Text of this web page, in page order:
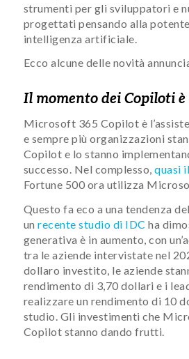
strumenti per gli sviluppatori e
progettati pensando alla
intelligenza artificiale.
Ecco alcune delle novità
Il momento dei Copiloti
Microsoft 365 Copilot è
e sempre più organizzazioni
Copilot e lo stanno
successo. Nel complesso,quasi
Fortune 500 ora utilizza
Questo fa eco a una tendenza
unrecente studio di IDC ha
generativa è in aumento, con
tra le aziende intervistate nel
dollaro investito, le aziende
rendimento di 3,70 dollari e i
realizzare un rendimento di 10
studio. Gli investimenti che
Copilot stanno dando frutti.